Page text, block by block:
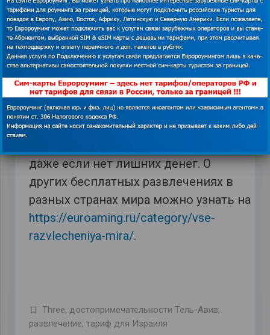
достопримечательности, после этого
группу везут в музей, в котором
можно насладиться красивыми
бриллиантами. Но чтобы стать
участников данного интересного
мероприятия нужно предварительно
зарегистрироваться. Как видим, в
даже если нет лишних денег. О
других бесплатных развлечениях в
разных странах мира можно узнать на
https://euroaming.ru/category/vse-
razvlecheniya-mira/.
Three, достопримечательности Тель-Авив,
развлечение, тариф для Израиля